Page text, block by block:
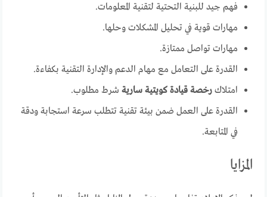
فهم جيد للبنية التحتية لتقنية المعلومات.
مهارات قوية في تحليل المشكلات وحلها.
مهارات تواصل ممتازة.
القدرة على التعامل مع مهام الدعم والإدارة التقنية بكفاءة.
امتلاكرخصة قيادة كويتية سارية شرط مطلوب.
القدرة على العمل ضمن بيئة تقنية تتطلب سرعة استجابة ودقة
في المتابعة.
المزايا